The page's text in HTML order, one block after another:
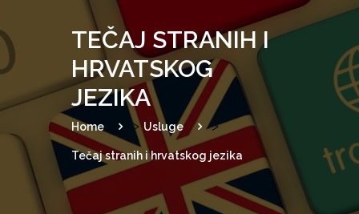
TEČAJ STRANIH I
HRVATSKOG
JEZIKA
Home >Usluge >
Tečaj stranih i hrvatskog jezika